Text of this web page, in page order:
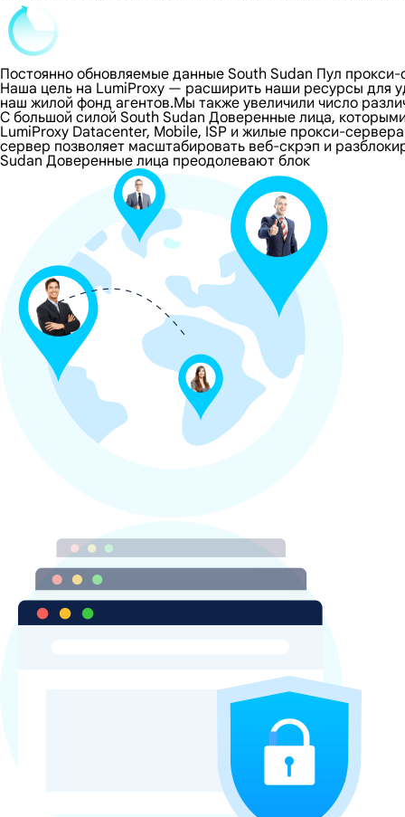
Постоянно обновляемые данные South Sudan Пул
Наша цель на LumiProxy — расширить наши ресурсы для
наш жилой фонд агентов.Мы также увеличили число
С большой силой South Sudan Доверенные лица,
LumiProxy Datacenter, Mobile, ISP и жилые прокси-
сервер позволяет масштабировать веб-скрэп и
Sudan Доверенные лица преодолевают блок